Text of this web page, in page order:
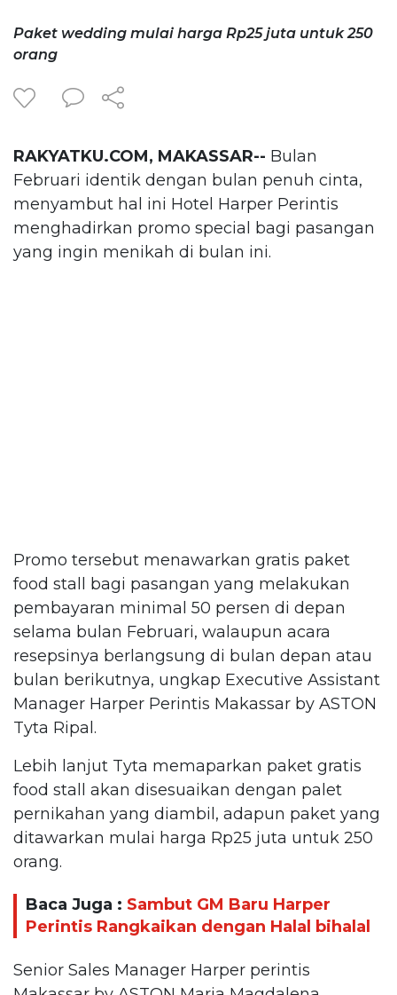
Paket wedding mulai harga Rp25 juta untuk 250
orang
RAKYATKU.COM, MAKASSAR-- Bulan
Februari identik dengan bulan penuh cinta,
menyambut hal ini Hotel Harper Perintis
menghadirkan promo special bagi pasangan
yang ingin menikah di bulan ini.
Promo tersebut menawarkan gratis paket
food stall bagi pasangan yang melakukan
pembayaran minimal 50 persen di depan
selama bulan Februari, walaupun acara
resepsinya berlangsung di bulan depan atau
bulan berikutnya, ungkap Executive Assistant
Manager Harper Perintis Makassar by ASTON
Tyta Ripal.
Lebih lanjut Tyta memaparkan paket gratis
food stall akan disesuaikan dengan palet
pernikahan yang diambil, adapun paket yang
ditawarkan mulai harga Rp25 juta untuk 250
orang.
Baca Juga : Sambut GM Baru Harper
Perintis Rangkaikan dengan Halal bihalal
Senior Sales Manager Harper perintis